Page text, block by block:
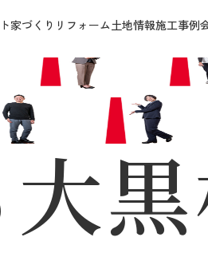
家づくり リフォーム土地情報施工事例